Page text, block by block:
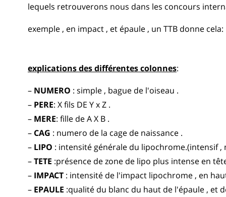
lequels retrouverons nous dans les concours
exemple , en impact , et épaule , un TTB donne cela:
explications des différentes colonnes:
– NUMERO : simple , bague de l'oiseau .
– PERE: X fils DE Y x Z .
– MERE: fille de A X B .
– CAG : numero de la cage de naissance .
– LIPO : intensité générale du lipochrome.(intensif
–TETE :présence de zone de lipo plus intense en
– IMPACT : intensité de l'impact lipochrome , en
– EPAULE :qualité du blanc du haut de l'épaule , et